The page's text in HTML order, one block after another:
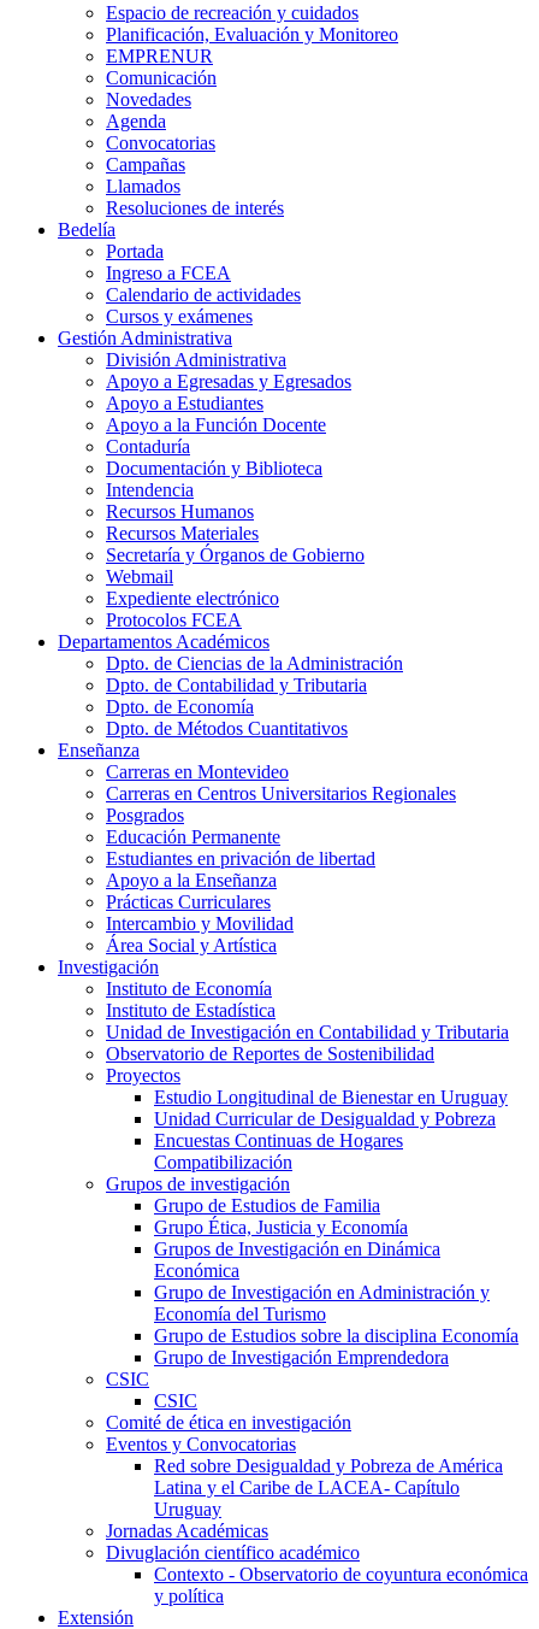
Espacio de recreación y cuidados
Planificación, Evaluación y Monitoreo
EMPRENUR
Comunicación
Novedades
Agenda
Convocatorias
Campañas
Llamados
Resoluciones de interés
Bedelía
Portada
Ingreso a FCEA
Calendario de actividades
Cursos y exámenes
Gestión Administrativa
División Administrativa
Apoyo a Egresadas y Egresados
Apoyo a Estudiantes
Apoyo a la Función Docente
Contaduría
Documentación y Biblioteca
Intendencia
Recursos Humanos
Recursos Materiales
Secretaría y Órganos de Gobierno
Webmail
Expediente electrónico
Protocolos FCEA
Departamentos Académicos
Dpto. de Ciencias de la Administración
Dpto. de Contabilidad y Tributaria
Dpto. de Economía
Dpto. de Métodos Cuantitativos
Enseñanza
Carreras en Montevideo
Carreras en Centros Universitarios Regionales
Posgrados
Educación Permanente
Estudiantes en privación de libertad
Apoyo a la Enseñanza
Prácticas Curriculares
Intercambio y Movilidad
Área Social y Artística
Investigación
Instituto de Economía
Instituto de Estadística
Unidad de Investigación en Contabilidad y Tributaria
Observatorio de Reportes de Sostenibilidad
Proyectos
Estudio Longitudinal de Bienestar en Uruguay
Unidad Curricular de Desigualdad y Pobreza
Encuestas Continuas de Hogares
Compatibilización
Grupos de investigación
Grupo de Estudios de Familia
Grupo Ética, Justicia y Economía
Grupos de Investigación en Dinámica
Económica
Grupo de Investigación en Administración y
Economía del Turismo
Grupo de Estudios sobre la disciplina Economía
Grupo de Investigación Emprendedora
CSIC
CSIC
Comité de ética en investigación
Eventos y Convocatorias
Red sobre Desigualdad y Pobreza de América
Latina y el Caribe de LACEA- Capítulo
Uruguay
Jornadas Académicas
Divuglación científico académico
Contexto - Observatorio de coyuntura económica
y política
Extensión